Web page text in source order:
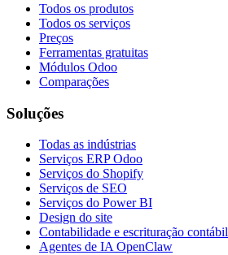
Todos os produtos
Todos os serviços
Preços
Ferramentas gratuitas
Módulos Odoo
Comparações
Soluções
Todas as indústrias
Serviços ERP Odoo
Serviços do Shopify
Serviços de SEO
Serviços do Power BI
Design do site
Contabilidade e escrituração contábil
Agentes de IA OpenClaw